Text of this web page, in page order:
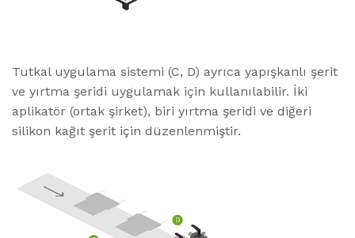
Tutkal uygulama sistemi (C, D) ayrıca yapışkanlı şerit
ve yırtma şeridi uygulamak için kullanılabilir. İki
aplikatör (ortak şirket), biri yırtma şeridi ve diğeri
silikon kağıt şerit için düzenlenmiştir.